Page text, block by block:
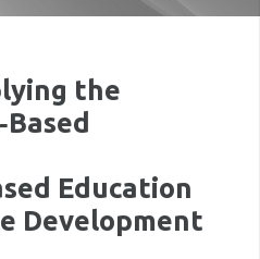
the
Education
Development